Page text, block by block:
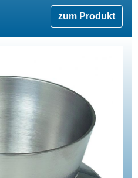
zum Produkt